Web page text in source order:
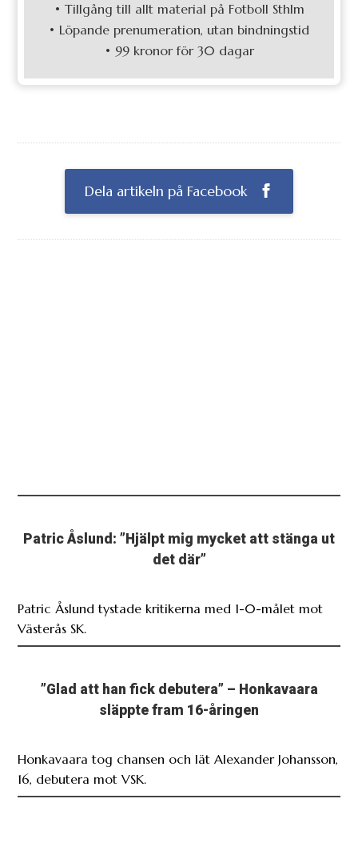
• Tillgång till allt material på Fotboll Sthlm
• Löpande prenumeration, utan bindningstid
• 99 kronor för 30 dagar
Dela artikeln på Facebook
Patric Åslund: ”Hjälpt mig mycket att stänga ut
det där”
Patric Åslund tystade kritikerna med 1-0-målet mot
Västerås SK.
”Glad att han fick debutera” – Honkavaara
släppte fram 16-åringen
Honkavaara tog chansen och lät Alexander Johansson,
16, debutera mot VSK.